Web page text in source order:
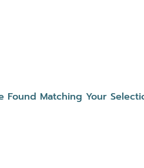
Found Matching Your